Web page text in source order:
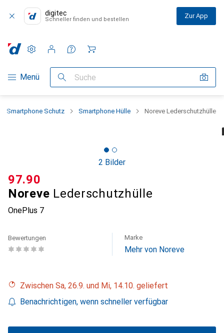
digitec
Schneller finden und bestellen Zur App
Navigation nach Kategorien
Menü Suche
Einstellungen
Kundenkonto
Vergleichslisten
Merklisten
Warenkorb
Smartphone Schutz Smartphone Hülle Noreve Lederschutzhülle
2 Bilder
Noreve Lederschutzhülle
OnePlus 7
CHF
97.90
Bewertungen Marke
Mehr von Noreve
Zwischen Sa, 26.9. und Mi, 14.10. geliefert
Benachrichtigen, wenn schneller verfügbar